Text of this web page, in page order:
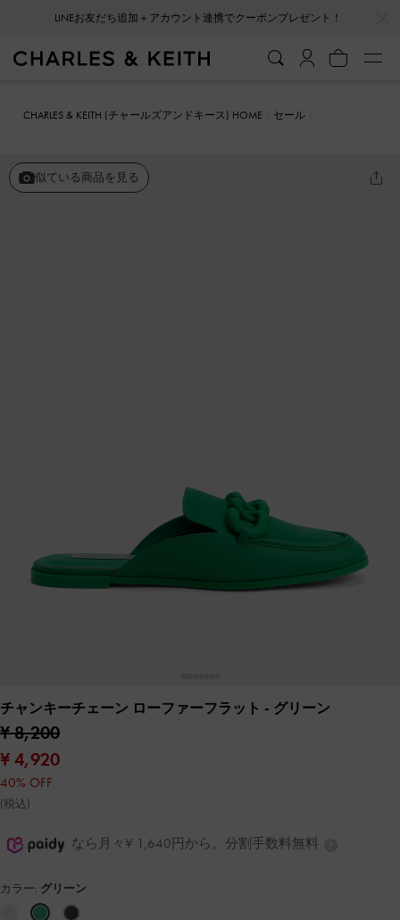
CHARLES & KEITH (チャールズアンドキース) HOME
セール
似ている商品を見る
チャンキーチェーン ローファーフラット - グリーン
¥ 8,200
¥ 4,920
40% OFF
(税込)
なら月々¥ 1,640円から。分割手数料無料
カラー: グリーン